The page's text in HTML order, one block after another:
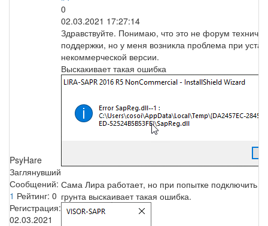
PsyHare
Заглянувший
Сообщений:
1 Рейтинг: 0
Регистрация:
02.03.2021
0
02.03.2021 17:27:14
Здравствуйте. Понимаю, что это не форум
поддержки, но у меня возникла проблема при
некоммерческой версии.
Выскакивает такая ошибка
Сама Лира работает, но при попытке подключить
грунта выскаивает такая ошибка.